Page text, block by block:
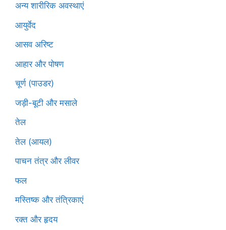
अन्य शारीरिक अवस्थाएं
आयुर्वेद
आसव अरिष्ट
आहार और पोषण
चूर्ण (पाउडर)
जड़ी-बूटी और मसाले
तेल
तेल (आयल)
पाचन तंत्र और लीवर
फल
मस्तिष्क और तंत्रिकाएं
रक्त और हृदय